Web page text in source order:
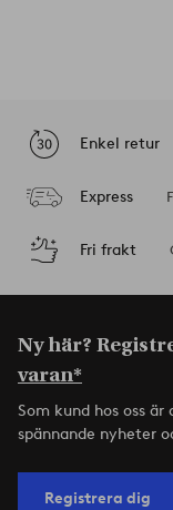
Enkel retur
Express
Fri frakt
Ny här?
varan*
Som kund hos oss
spännande nyheter
Registrera dig